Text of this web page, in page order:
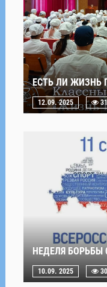
ЕСТЬ ЛИ ЖИЗНЬ
12.09. 2025
НЕДЕЛЯ БОРЬБЫ
10.09. 2025